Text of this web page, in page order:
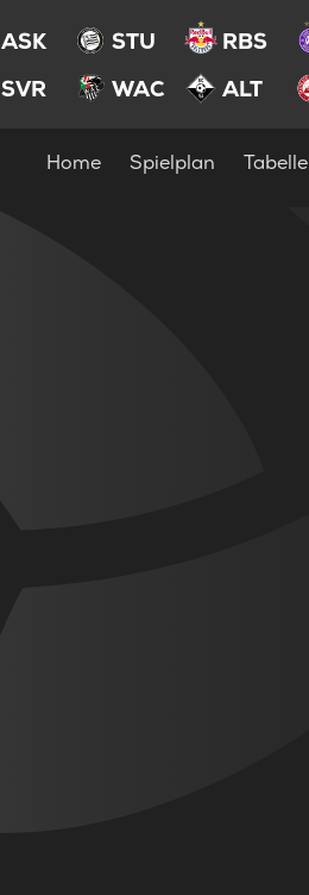
ASK STU RBS
SVR
WAC ALT
Home Spielplan Tabelle